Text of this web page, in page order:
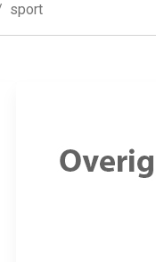
sport